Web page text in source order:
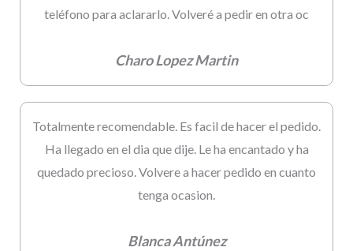
teléfono para aclararlo. Volveré a pedir en otra oc
Charo Lopez Martin
Totalmente recomendable. Es facil de hacer el pedido.
Ha llegado en el dia que dije. Le ha encantado y ha
quedado precioso. Volvere a hacer pedido en cuanto
tenga ocasion.
Blanca Antúnez